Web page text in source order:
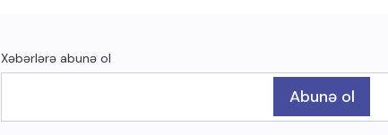
Xəbərlərə abunə ol
Abunə ol